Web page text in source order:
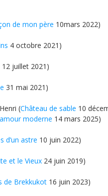
de mon père 10mars 2022)
4 octobre 2021)
12 juillet 2021)
31 mai 2021)
(Château de sable 10
moderne 14 mars 2025)
d’un astre 10 juin 2022)
et le Vieux 24 juin 2019)
de Brekkukot 16 juin 2023)